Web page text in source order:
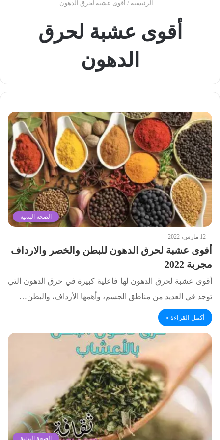
الرئيسية / أقوى عشبة لحرق الدهون
أقوى عشبة لحرق
الدهون
الصحة البدنية
12 مارس، 2022
أقوى عشبة لحرق الدهون للبطن والخصر والارداف
مجربة 2022
أقوى عشبة لحرق الدهون لها فاعلية كبيرة في حرق الدهون التي
توجد في العديد من مناطق الجسم، وأهمها الأرداف، والبطن…
أكمل القراءة »
الصحة البدنية